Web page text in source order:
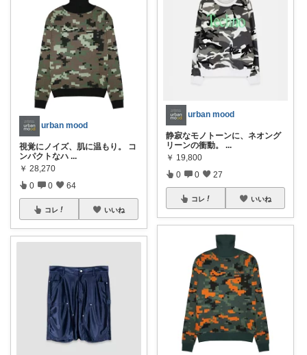
urban mood
視覚にノイズ、肌に温もり。 コ
ンパクトなハ ...
￥ 28,270
0 0 64
コレ いいね
urban mood
静寂なモノトーンに、ネオング
リーンの衝動。
...
￥ 19,800
0 0 27
コレ いいね